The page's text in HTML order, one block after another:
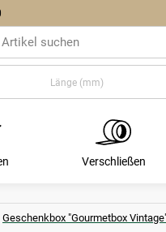
Verschließen
Geschenkbox "Gourmetbox